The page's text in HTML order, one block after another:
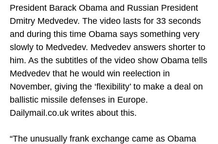
President Barack Obama and Russian President
Dmitry Medvedev. The video lasts for 33 seconds
and during this time Obama says something very
slowly to Medvedev. Medvedev answers shorter to
him. As the subtitles of the video show Obama tells
Medvedev that he would win reelection in
November, giving the ‘flexibility’ to make a deal on
ballistic missile defenses in Europe.
Dailymail.co.uk writes about this.
“The unusually frank exchange came as Obama